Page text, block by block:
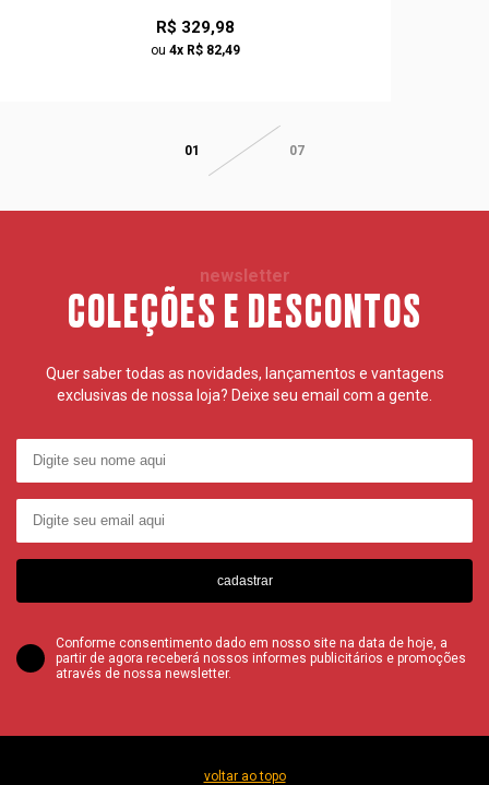
R$ 329,98
ou 4x R$ 82,49
01 07
newsletter
COLEÇÕES E DESCONTOS
Quer saber todas as novidades, lançamentos e vantagens
exclusivas de nossa loja? Deixe seu email com a gente.
cadastrar
Conforme consentimento dado em nosso site na data de hoje, a
partir de agora receberá nossos informes publicitários e promoções
através de nossa newsletter.
voltar ao topo